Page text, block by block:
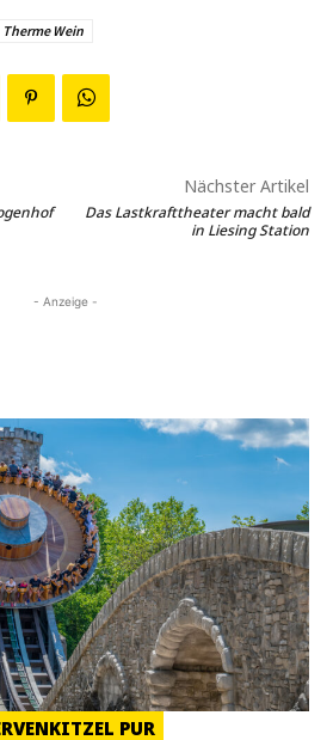
Therme Wein
Nächster Artikel
Das Lastkrafttheater macht bald
in Liesing Station
- Anzeige -
PUR